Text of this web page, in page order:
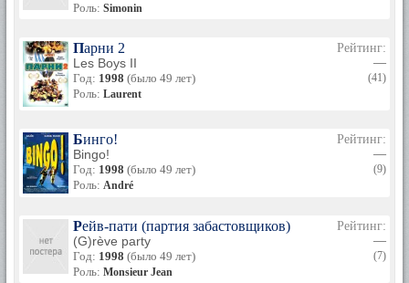
Роль: Simonin
Парни 2
Les Boys II
Год: 1998 (было 49 лет)
Роль: Laurent
Рейтинг:
—
(41)
Бинго!
Bingo!
Год: 1998 (было 49 лет)
Роль: André
Рейтинг:
—
(9)
Рейв-пати (партия забастовщиков)
(G)rève party
Год: 1998 (было 49 лет)
Роль: Monsieur Jean
Рейтинг:
—
(7)